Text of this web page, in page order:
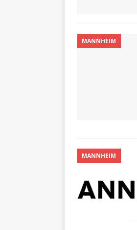
MANNHEIM
MANNHEIM